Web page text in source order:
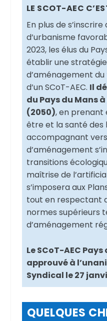
LE SCOT-AEC
En plus de
d’urbanisme
2023, les élus du
établir une
d’aménagement
d’un SCoT-AEC. Il
du Pays du Mans
(2050), en prenant
être et la santé des
accompagnant
d’aménagement
transitions
maîtrise de
s’imposera aux
tout en respectant
normes supérieurs
d’aménagement
Le SCoT-AEC
approuvé à
Syndical le 27
QUELQUES